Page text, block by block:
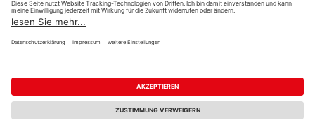
Versand
Impressum AGB Widerruf
Datenschutz
Reservierungsbedingungen
Vertrag widerrufen